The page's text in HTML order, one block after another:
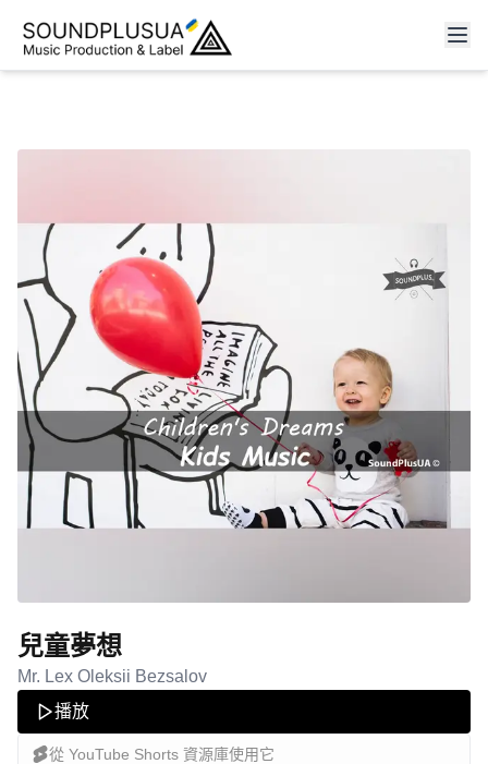
兒童夢想
Mr. Lex Oleksii Bezsalov
播放
從 YouTube Shorts 資源庫使用它